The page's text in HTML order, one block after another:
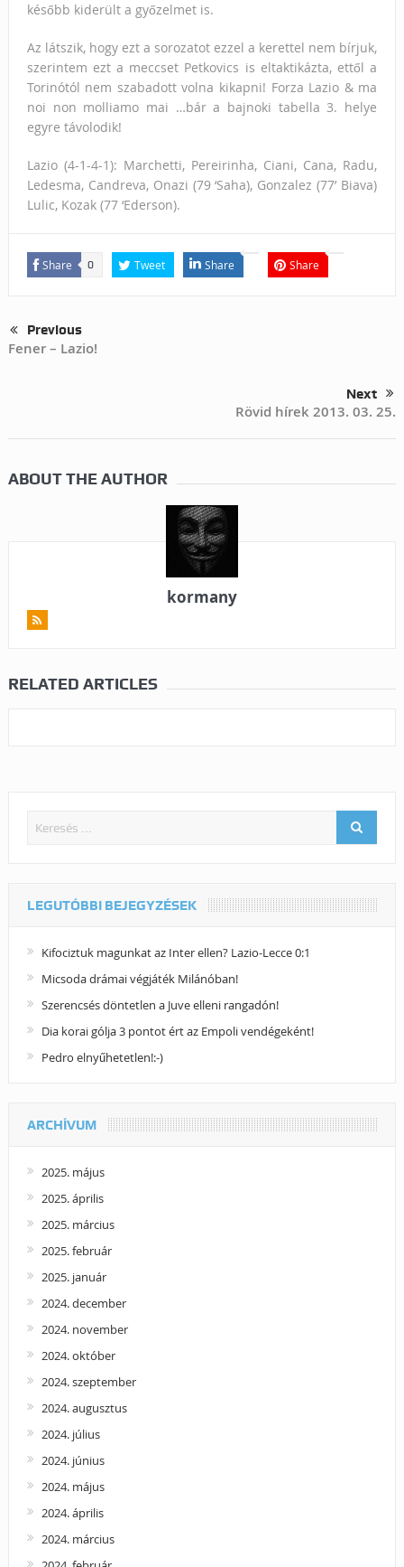
később kiderült a győzelmet is.
Az látszik, hogy ezt a sorozatot ezzel a kerettel nem bírjuk,
szerintem ezt a meccset Petkovics is eltaktikázta, ettől a
Torinótól nem szabadott volna kikapni! Forza Lazio & ma
noi non molliamo mai …bár a bajnoki tabella 3. helye
egyre távolodik!
Lazio (4-1-4-1): Marchetti, Pereirinha, Ciani, Cana, Radu,
Ledesma, Candreva, Onazi (79 ‘Saha), Gonzalez (77’ Biava)
Lulic, Kozak (77 ‘Ederson).
Share 0 Tweet Share Share
Previous
Fener – Lazio!
Next
Rövid hírek 2013. 03. 25.
ABOUT THE AUTHOR
kormany
RELATED ARTICLES
LEGUTÓBBI BEJEGYZÉSEK
Kifociztuk magunkat az Inter ellen? Lazio-Lecce 0:1
Micsoda drámai végjáték Milánóban!
Szerencsés döntetlen a Juve elleni rangadón!
Dia korai gólja 3 pontot ért az Empoli vendégeként!
Pedro elnyűhetetlen!:-)
ARCHÍVUM
2025. május
2025. április
2025. március
2025. február
2025. január
2024. december
2024. november
2024. október
2024. szeptember
2024. augusztus
2024. július
2024. június
2024. május
2024. április
2024. március